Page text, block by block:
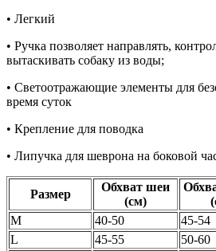
• Легкий
• Ручка позволяет направлять,
вытаскивать собаку из воды;
• Светоотражающие элементы для
время суток
• Крепление для поводка
• Липучка для шеврона на боковой
Размер
Обхват шеи
(см)
M
40-50 45-54
L
45-55 50-60